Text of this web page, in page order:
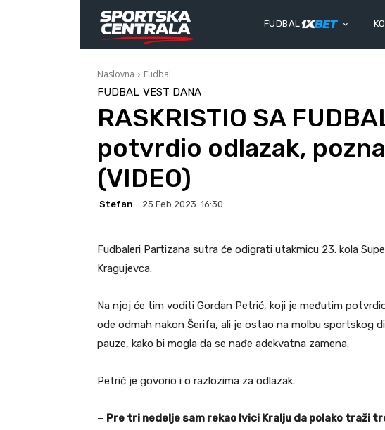
FUDBAL
Naslovna Fudbal
FUDBAL VEST DANA
RASKRISTIO SA
potvrdio odlazak,
(VIDEO)
Stefan 25 Feb 2023. 16:30
Fudbaleri Partizana sutra će odigrati utakmicu 23. kola
Kragujevca.
Na njoj će tim voditi Gordan Petrić, koji je međutim
ode odmah nakon Šerifa, ali je ostao na molbu sportskog
pauze, kako bi mogla da se nađe adekvatna zamena.
Petrić je govorio i o razlozima za odlazak.
– Pre tri nedelje sam rekao Ivici Kralju da polako traži